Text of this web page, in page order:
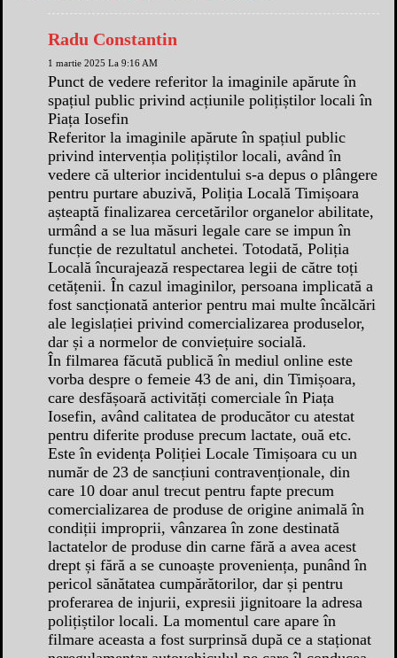
Radu Constantin
1 martie 2025 La 9:16 AM
Punct de vedere referitor la imaginile apărute în
spațiul public privind acțiunile polițiștilor locali în
Piața Iosefin
Referitor la imaginile apărute în spațiul public
privind intervenția polițiștilor locali, având în
vedere că ulterior incidentului s-a depus o plângere
pentru purtare abuzivă, Poliția Locală Timișoara
așteaptă finalizarea cercetărilor organelor abilitate,
urmând a se lua măsuri legale care se impun în
funcție de rezultatul anchetei. Totodată, Poliția
Locală încurajează respectarea legii de către toți
cetățenii. În cazul imaginilor, persoana implicată a
fost sancționată anterior pentru mai multe încălcări
ale legislației privind comercializarea produselor,
dar și a normelor de conviețuire socială.
În filmarea făcută publică în mediul online este
vorba despre o femeie 43 de ani, din Timișoara,
care desfășoară activități comerciale în Piața
Iosefin, având calitatea de producător cu atestat
pentru diferite produse precum lactate, ouă etc.
Este în evidența Poliției Locale Timișoara cu un
număr de 23 de sancțiuni contravenționale, din
care 10 doar anul trecut pentru fapte precum
comercializarea de produse de origine animală în
condiții improprii, vânzarea în zone destinată
lactatelor de produse din carne fără a avea acest
drept și fără a se cunoaște proveniența, punând în
pericol sănătatea cumpărătorilor, dar și pentru
proferarea de injurii, expresii jignitoare la adresa
polițiștilor locali. La momentul care apare în
filmare aceasta a fost surprinsă după ce a staționat